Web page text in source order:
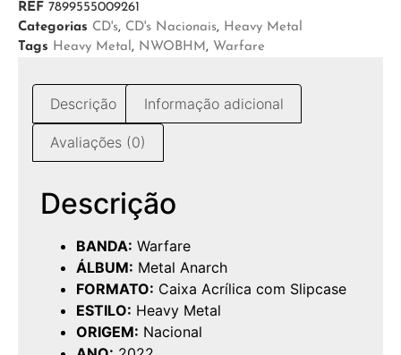
REF 7899555009261
Categorias CD's, CD's Nacionais, Heavy Metal
Tags Heavy Metal, NWOBHM, Warfare
Descrição Informação adicional
Avaliações (0)
Descrição
BANDA: Warfare
ÁLBUM: Metal Anarch
FORMATO: Caixa Acrílica com Slipcase
ESTILO: Heavy Metal
ORIGEM: Nacional